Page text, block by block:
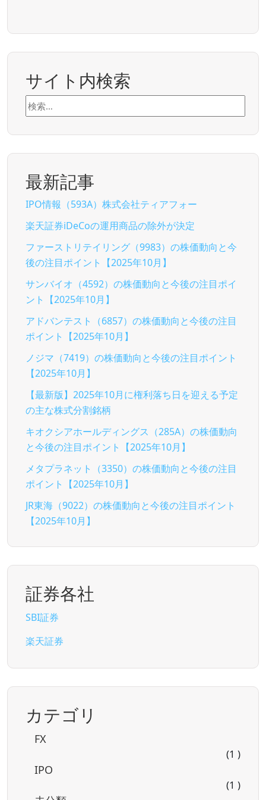
サイト内検索
検
索:
最新記事
IPO情報（593A）株式会社ティアフォー
楽天証券iDeCoの運用商品の除外が決定
ファーストリテイリング（9983）の株価動向と今
後の注目ポイント【2025年10月】
サンバイオ（4592）の株価動向と今後の注目ポイ
ント【2025年10月】
アドバンテスト（6857）の株価動向と今後の注目
ポイント【2025年10月】
ノジマ（7419）の株価動向と今後の注目ポイント
【2025年10月】
【最新版】2025年10月に権利落ち日を迎える予定
の主な株式分割銘柄
キオクシアホールディングス（285A）の株価動向
と今後の注目ポイント【2025年10月】
メタプラネット（3350）の株価動向と今後の注目
ポイント【2025年10月】
JR東海（9022）の株価動向と今後の注目ポイント
【2025年10月】
証券各社
SBI証券
楽天証券
カテゴリ
FX
(1 )
IPO
(1 )